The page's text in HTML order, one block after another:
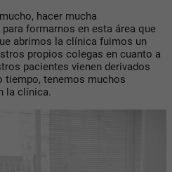
hacer mucha
formarnos en esta área que
abrimos la clínica fuimos un
propios colegas en cuanto a
pacientes vienen derivados
tiempo, tenemos muchos
la clínica.